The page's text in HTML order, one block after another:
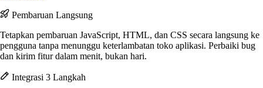
Pembaruan Langsung
Tetapkan pembaruan JavaScript, HTML, dan CSS secara langsung ke
pengguna tanpa menunggu keterlambatan toko aplikasi. Perbaiki bug
dan kirim fitur dalam menit, bukan hari.
Integrasi 3 Langkah